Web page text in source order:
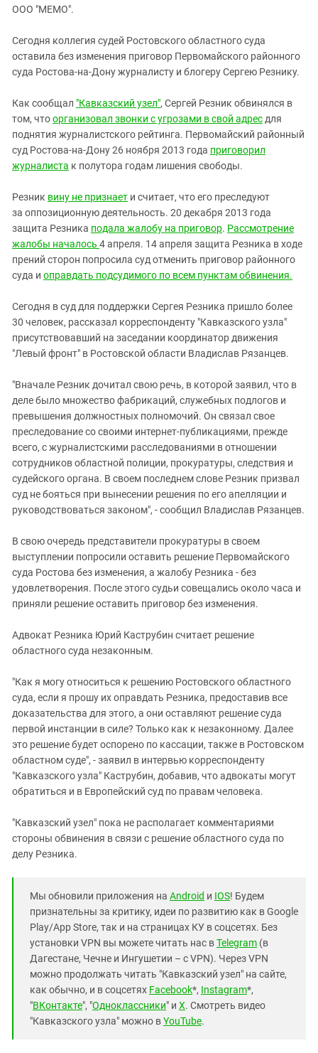
ИНАКОМЫСЛИЕ В ЧЕЧНЕ
ПРЕСЛЕДОВАНИЕ АКТИВИСТОВ
МОБИЛИЗАЦИЯ И ПРОТЕСТЫ
Дагестан
Кабардино-Балкария
Калмыкия
Карачаево-Черкесия
Краснодарский край
Нагорный Карабах
Российская Федерация
Северная Осетия - Алания
СКФО
Ставропольский край
Чечня
Южный Кавказ
ЮФО
ООО "МЕМО".
Сегодня коллегия судей Ростовского областного суда
оставила без изменения приговор Первомайского районного
суда Ростова-на-Дону журналисту и блогеру Сергею Резнику.
Как сообщал "Кавказский узел", Сергей Резник обвинялся в
том, чтоорганизовал звонки с угрозами в свой адрес для
поднятия журналистского рейтинга. Первомайский районный
суд Ростова-на-Дону 26 ноября 2013 года приговорил
журналиста к полутора годам лишения свободы.
Резник вину не признает и считает, что его преследуют
за оппозиционную деятельность. 20 декабря 2013 года
защита Резника подала жалобу на приговор. Рассмотрение
жалобы началось 4 апреля. 14 апреля защита Резника в ходе
прений сторон попросила суд отменить приговор районного
суда и оправдать подсудимого по всем пунктам обвинения.
Сегодня в суд для поддержки Сергея Резника пришло более
30 человек, рассказал корреспонденту "Кавказского узла"
присутствовавший на заседании координатор движения
"Левый фронт" в Ростовской области Владислав Рязанцев.
"Вначале Резник дочитал свою речь, в которой заявил, что в
деле было множество фабрикаций, служебных подлогов и
превышения должностных полномочий. Он связал свое
преследование со своими интернет-публикациями, прежде
всего, с журналистскими расследованиями в отношении
сотрудников областной полиции, прокуратуры, следствия и
судейского органа. В своем последнем слове Резник призвал
суд не бояться при вынесении решения по его апелляции и
руководствоваться законом", - сообщил Владислав Рязанцев.
В свою очередь представители прокуратуры в своем
выступлении попросили оставить решение Первомайского
суда Ростова без изменения, а жалобу Резника - без
удовлетворения. После этого судьи совещались около часа и
приняли решение оставить приговор без изменения.
Адвокат Резника Юрий Каструбин считает решение
областного суда незаконным.
"Как я могу относиться к решению Ростовского областного
суда, если я прошу их оправдать Резника, предоставив все
доказательства для этого, а они оставляют решение суда
первой инстанции в силе? Только как к незаконному. Далее
это решение будет оспорено по кассации, также в Ростовском
областном суде", - заявил в интервью корреспонденту
"Кавказского узла" Каструбин, добавив, что адвокаты могут
обратиться и в Европейский суд по правам человека.
"Кавказский узел" пока не располагает комментариями
стороны обвинения в связи с решение областного суда по
делу Резника.
Мы обновили приложения на Android и IOS! Будем
признательны за критику, идеи по развитию как в Google
Play/App Store, так и на страницах КУ в соцсетях. Без
установки VPN вы можете читать нас вTelegram (в
Дагестане, Чечне и Ингушетии – с VPN). Через VPN
можно продолжать читать "Кавказский узел" на сайте,
как обычно, и в соцсетях Facebook*, Instagram*,
"ВКонтакте", "Одноклассники" и X. Смотреть видео
"Кавказского узла" можно вYouTube.